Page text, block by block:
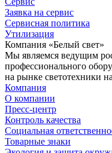
Заявка на сервис
Сервисная политика
Утилизация
Компания «Белый свет»
Мы являемся ведущим
профессионального
на рынке светотехники
Компания
О компании
Пресс-центр
Контроль качества
Социальная
Товарные знаки